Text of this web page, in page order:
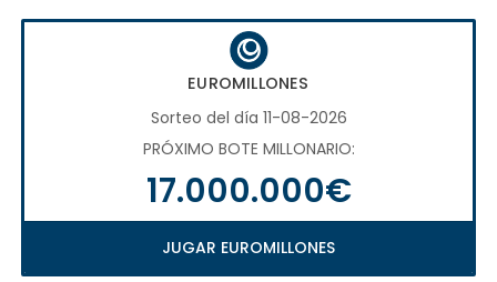
EUROMILLONES
Sorteo del día 11-08-2026
PRÓXIMO BOTE MILLONARIO:
17.000.000€
JUGAR EUROMILLONES